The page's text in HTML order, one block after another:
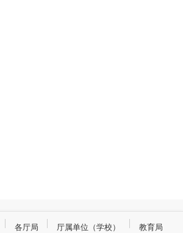
各厅局 厅属单位（学校） 教育局